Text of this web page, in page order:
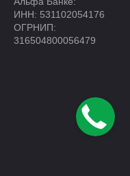
ИНН: 531102054176
ОГРНИП:
316504800056479